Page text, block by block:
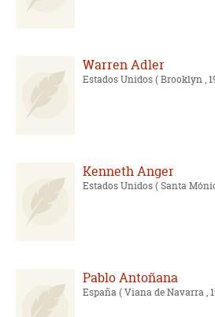
Warren Adler
Estados Unidos( Brooklyn ,
Kenneth Anger
Estados Unidos( Santa
Pablo Antoñana
España( Viana de Navarra ,